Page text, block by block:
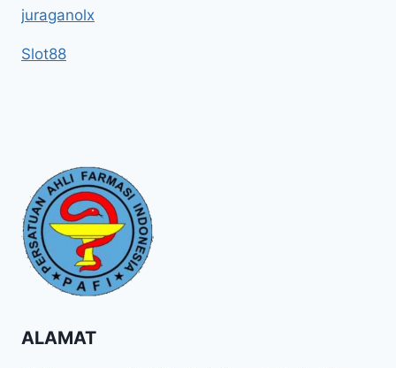
juraganolx
Slot88
ALAMAT